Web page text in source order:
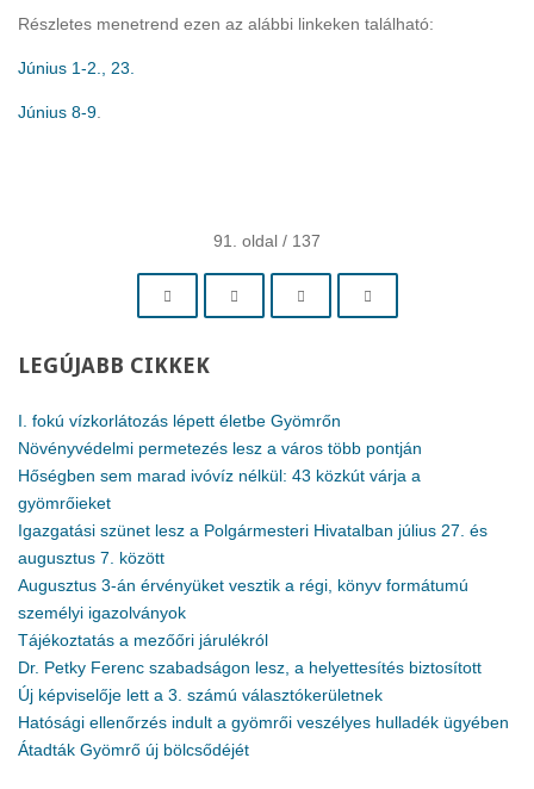
Részletes menetrend ezen az alábbi linkeken található:
Június 1-2., 23.
Június 8-9.
91. oldal / 137
LEGÚJABB CIKKEK
I. fokú vízkorlátozás lépett életbe Gyömrőn
Növényvédelmi permetezés lesz a város több pontján
Hőségben sem marad ivóvíz nélkül: 43 közkút várja a
gyömrőieket
Igazgatási szünet lesz a Polgármesteri Hivatalban július 27. és
augusztus 7. között
Augusztus 3-án érvényüket vesztik a régi, könyv formátumú
személyi igazolványok
Tájékoztatás a mezőőri járulékról
Dr. Petky Ferenc szabadságon lesz, a helyettesítés biztosított
Új képviselője lett a 3. számú választókerületnek
Hatósági ellenőrzés indult a gyömrői veszélyes hulladék ügyében
Átadták Gyömrő új bölcsődéjét